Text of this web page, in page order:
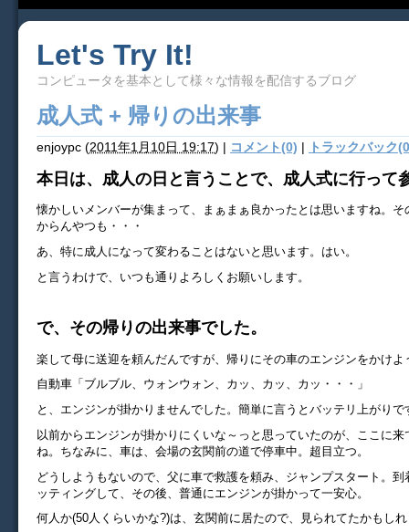
Let's Try It!
コンピュータを基本として様々な情報を配信するブログ
成人式 + 帰りの出来事
enjoypc (2011年1月10日 19:17) | コメント(0) | トラックバック
本日は、成人の日と言うことで、成人式に行って
懐かしいメンバーが集まって、まぁまぁ良かったとは思いますね。そ
からんやつも・・・
あ、特に成人になって変わることはないと思います。はい。
と言うわけで、いつも通りよろしくお願いします。
で、その帰りの出来事でした。
楽して母に送迎を頼んだんですが、帰りにその車のエンジンをかけよ
自動車「ブルブル、ウォンウォン、カッ、カッ、カッ・・・」
と、エンジンが掛かりませんでした。簡単に言うとバッテリ上がりで
以前からエンジンが掛かりにくいな～っと思っていたのが、ここに来
ね。ちなみに、車は、会場の玄関前の道で停車中。超目立つ。
どうしようもないので、父に車で救護を頼み、ジャンプスタート。到
ッティングして、その後、普通にエンジンが掛かって一安心。
何人か(50人くらいかな?)は、玄関前に居たので、見られてたかもし